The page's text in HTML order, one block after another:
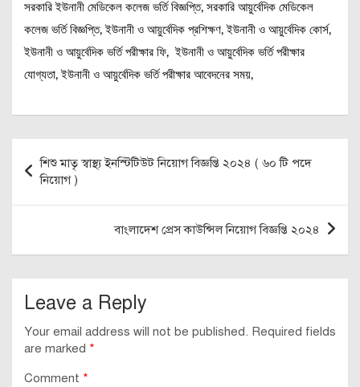
সরকারি ইউনানী মেডিকেল কলেজ ভর্তি বিজ্ঞপ্তি, সরকারি আয়ুর্বেদিক মেডিকেল
কলেজ ভর্তি বিজ্ঞপ্তি, ইউনানী ও আয়ুর্বেদিক প্রশিক্ষণ, ইউনানী ও আয়ুর্বেদিক কোর্স,
ইউনানী ও আয়ুর্বেদিক ভর্তি পরীক্ষার ফি, ইউনানী ও আয়ুর্বেদিক ভর্তি পরীক্ষার
যোগ্যতা, ইউনানী ও আয়ুর্বেদিক ভর্তি পরীক্ষার আবেদনের সময়,
Post
navigation
শিশু মাতৃ স্বাস্থ্য ইনস্টিটিউট নিয়োগ বিজ্ঞপ্তি ২০২৪ ( ৬০ টি পদে
নিয়োগ )
বাংলাদেশ প্রেস কাউন্সিল নিয়োগ বিজ্ঞপ্তি ২০২৪
Leave a Reply
Your email address will not be published. Required fields
are marked *
Comment *